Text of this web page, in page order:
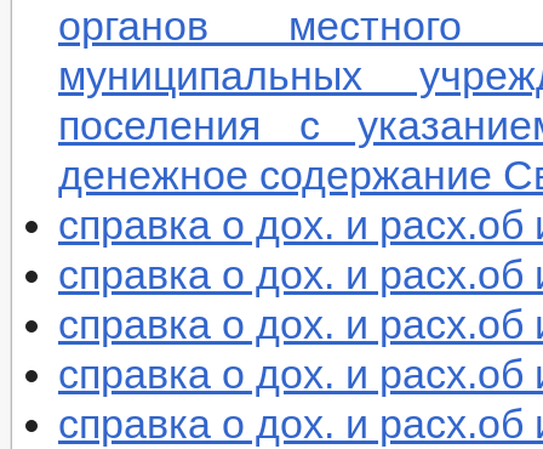
органов местного
муниципальных
поселения с
денежное содержание
справка о дох. и
справка о дох. и
справка о дох. и
справка о дох. и
справка о дох. и